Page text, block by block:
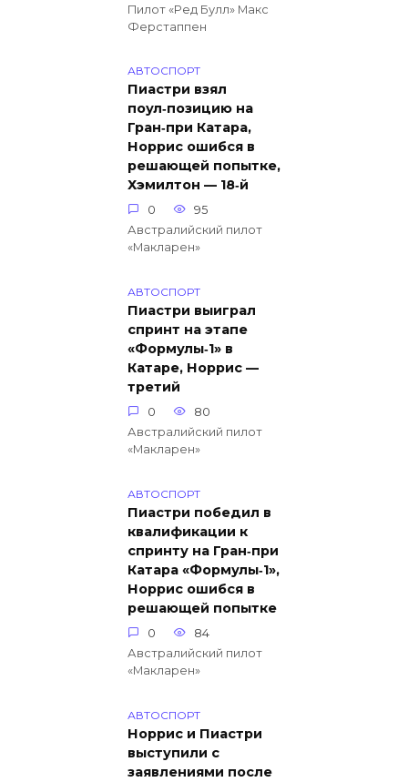
Пилот «Ред Булл» Макс
Ферстаппен
АВТОСПОРТ
Пиастри взял
поул‑позицию на
Гран‑при Катара,
Норрис ошибся в
решающей попытке,
Хэмилтон — 18‑й
0
95
Австралийский пилот
«Макларен»
АВТОСПОРТ
Пиастри выиграл
спринт на этапе
«Формулы‑1» в
Катаре, Норрис —
третий
0
80
Австралийский пилот
«Макларен»
АВТОСПОРТ
Пиастри победил в
квалификации к
спринту на Гран‑при
Катара «Формулы‑1»,
Норрис ошибся в
решающей попытке
0
84
Австралийский пилот
«Макларен»
АВТОСПОРТ
Норрис и Пиастри
выступили с
заявлениями после